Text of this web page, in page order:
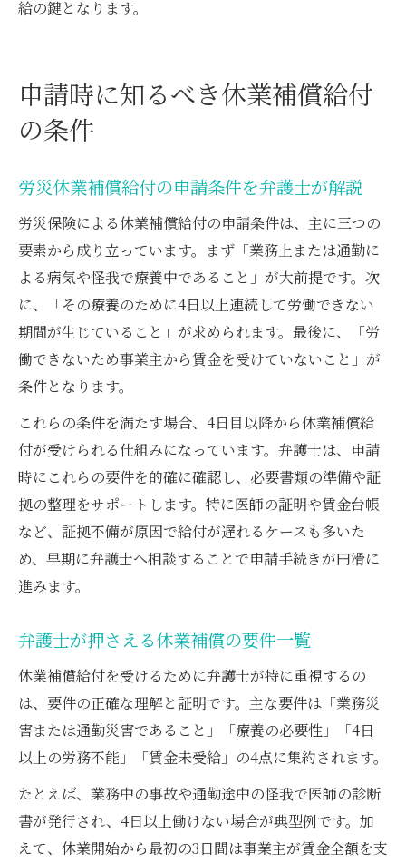
給の鍵となります。
申請時に知るべき休業補償給付
の条件
労災休業補償給付の申請条件を弁護士が解説
労災保険による休業補償給付の申請条件は、主に三つの
要素から成り立っています。まず「業務上または通勤に
よる病気や怪我で療養中であること」が大前提です。次
に、「その療養のために4日以上連続して労働できない
期間が生じていること」が求められます。最後に、「労
働できないため事業主から賃金を受けていないこと」が
条件となります。
これらの条件を満たす場合、4日目以降から休業補償給
付が受けられる仕組みになっています。弁護士は、申請
時にこれらの要件を的確に確認し、必要書類の準備や証
拠の整理をサポートします。特に医師の証明や賃金台帳
など、証拠不備が原因で給付が遅れるケースも多いた
め、早期に弁護士へ相談することで申請手続きが円滑に
進みます。
弁護士が押さえる休業補償の要件一覧
休業補償給付を受けるために弁護士が特に重視するの
は、要件の正確な理解と証明です。主な要件は「業務災
害または通勤災害であること」「療養の必要性」「4日
以上の労務不能」「賃金未受給」の4点に集約されます。
たとえば、業務中の事故や通勤途中の怪我で医師の診断
書が発行され、4日以上働けない場合が典型例です。加
えて、休業開始から最初の3日間は事業主が賃金全額を支